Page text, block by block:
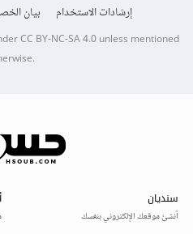
إرشادات الاستخدام
بيان
CC BY-NC-SA 4.0unless mentioned